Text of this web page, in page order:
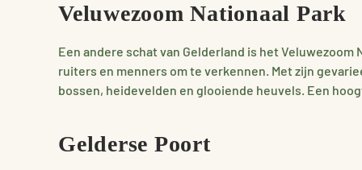
Veluwezoom Nationaal Park
Een andere schat van Gelderland is het
ruiters en menners om te verkennen. Met zijn
bossen, heidevelden en glooiende heuvels. Een
Gelderse Poort